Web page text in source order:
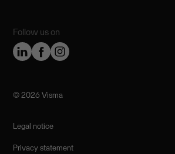
Follow us on
©️ 2026 Visma
Legal notice
Privacy statement